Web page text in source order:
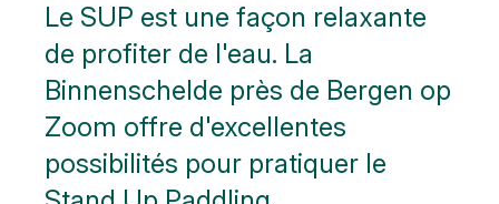
Le SUP est une façon relaxante
de profiter de l'eau. La
Binnenschelde près de Bergen op
Zoom offre d'excellentes
possibilités pour pratiquer le